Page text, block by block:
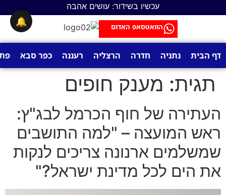
עכשיו בשידור: עושים אהבה
הוואטסאפ האדום
דף הבית נתניה חדרה הרצליה רעננה כפר סבא
תגית: מענק חופים
העתירה של חוף הכרמל לבג"ץ:
ראש המועצה – "למה התושבים
שמשלמים ארנונה צריכים לנקות
את הים לכל מדינת ישראל?"
🔔